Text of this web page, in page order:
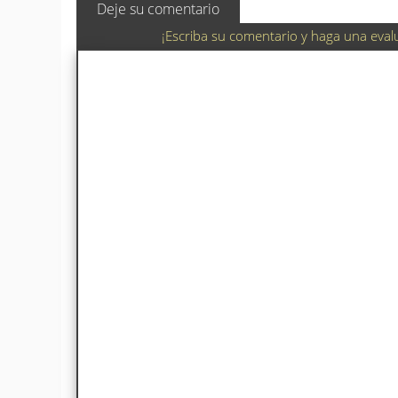
Deje su comentario
¡Escriba su comentario y haga una